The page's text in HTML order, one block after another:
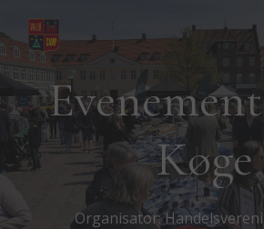
til
indhold
Køge
Organisator: